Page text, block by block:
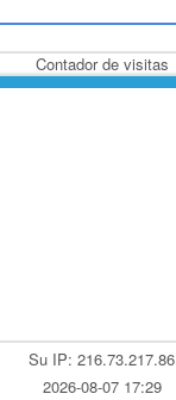
Contador de visitas
Su IP: 216.73.217.86
2026-08-07 17:29